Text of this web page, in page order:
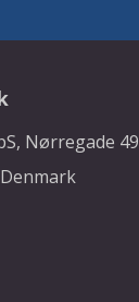
Nørregade 49